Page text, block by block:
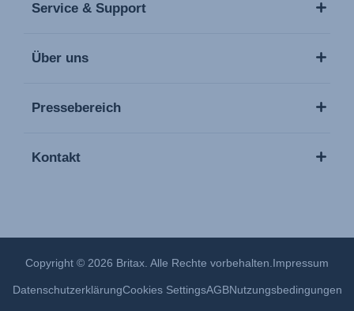
Service & Support
Über uns
Pressebereich
Kontakt
Copyright © 2026 Britax. Alle Rechte vorbehalten.Impressum
DatenschutzerklärungCookies SettingsAGBNutzungsbedingungen